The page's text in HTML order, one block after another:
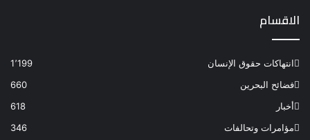
الاقسام
انتهاكات حقوق الإنسان
1٬199
فضائح البحرين
660
أخبار
618
مؤامرات وتحالفات
346